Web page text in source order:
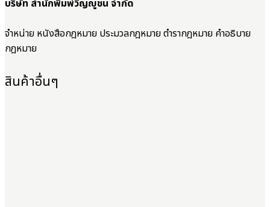
บริษัท สำนักพิมพ์วิญญูชน จำกัด
จำหน่าย หนังสือกฎหมาย ประมวลกฎหมาย ตำรากฎหมาย คำอธิบาย
กฎหมาย
สินค้าอื่นๆ